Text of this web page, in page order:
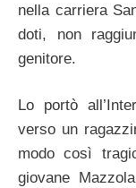
nella carriera
doti, non
genitore.
Lo portò
verso un
modo così
giovane